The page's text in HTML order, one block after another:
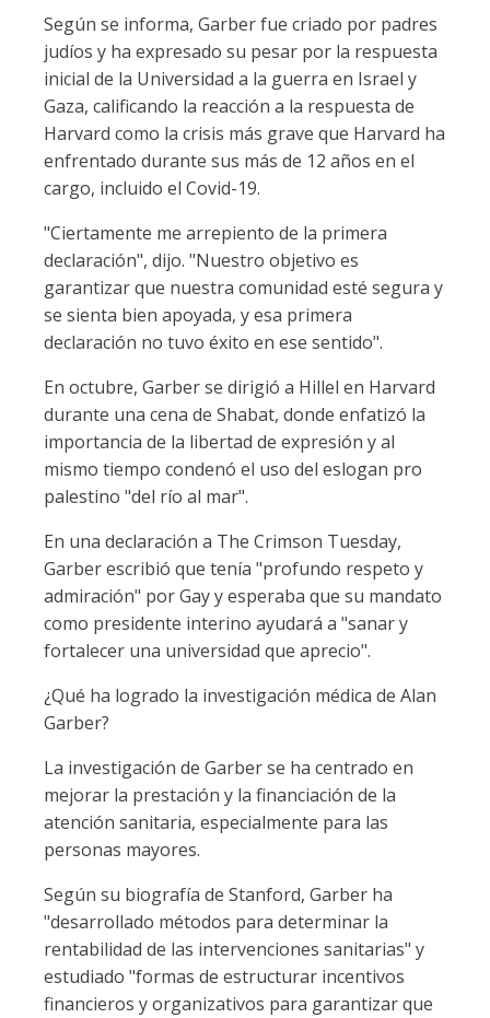
Según se informa, Garber fue criado por padres
judíos y ha expresado su pesar por la respuesta
inicial de la Universidad a la guerra en Israel y
Gaza, calificando la reacción a la respuesta de
Harvard como la crisis más grave que Harvard ha
enfrentado durante sus más de 12 años en el
cargo, incluido el Covid-19.
"Ciertamente me arrepiento de la primera
declaración", dijo. "Nuestro objetivo es
garantizar que nuestra comunidad esté segura y
se sienta bien apoyada, y esa primera
declaración no tuvo éxito en ese sentido".
En octubre, Garber se dirigió a Hillel en Harvard
durante una cena de Shabat, donde enfatizó la
importancia de la libertad de expresión y al
mismo tiempo condenó el uso del eslogan pro
palestino "del río al mar".
En una declaración a The Crimson Tuesday,
Garber escribió que tenía "profundo respeto y
admiración" por Gay y esperaba que su mandato
como presidente interino ayudará a "sanar y
fortalecer una universidad que aprecio".
¿Qué ha logrado la investigación médica de Alan
Garber?
La investigación de Garber se ha centrado en
mejorar la prestación y la financiación de la
atención sanitaria, especialmente para las
personas mayores.
Según su biografía de Stanford, Garber ha
"desarrollado métodos para determinar la
rentabilidad de las intervenciones sanitarias" y
estudiado "formas de estructurar incentivos
financieros y organizativos para garantizar que